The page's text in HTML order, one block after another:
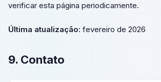
verificar esta página periodicamente.
Última atualização: fevereiro de 2026
9. Contato